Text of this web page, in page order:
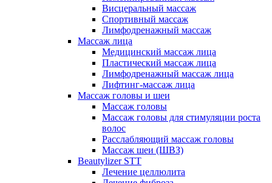
Висцеральный массаж
Спортивный массаж
Лимфодренажный массаж
Массаж лица
Медицинский массаж лица
Пластический массаж лица
Лимфодренажный массаж лица
Лифтинг-массаж лица
Массаж головы и шеи
Массаж головы
Массаж головы для стимуляции роста
волос
Расслабляющий массаж головы
Массаж шеи (ШВЗ)
Beautylizer STT
Лечение целлюлита